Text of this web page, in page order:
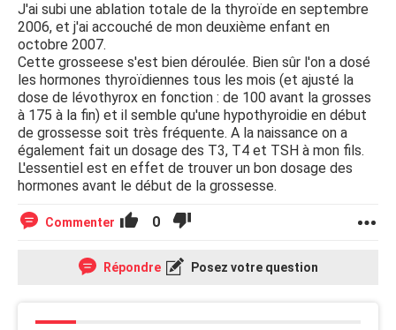
J'ai subi une ablation totale de la thyroïde en septembre
2006, et j'ai accouché de mon deuxième enfant en
octobre 2007.
Cette grosseese s'est bien déroulée. Bien sûr l'on a dosé
les hormones thyroïdiennes tous les mois (et ajusté la
dose de lévothyrox en fonction : de 100 avant la grosses
à 175 à la fin) et il semble qu'une hypothyroidie en début
de grossesse soit très fréquente. A la naissance on a
également fait un dosage des T3, T4 et TSH à mon fils.
L'essentiel est en effet de trouver un bon dosage des
hormones avant le début de la grossesse.
Commenter 0
Répondre Posez votre question